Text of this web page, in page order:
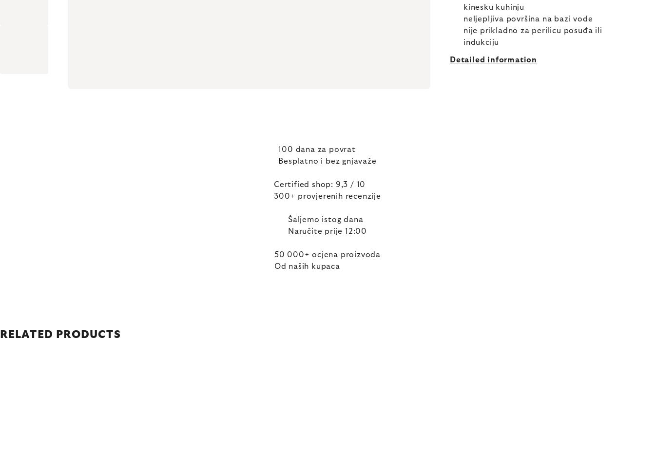
kinesku kuhinju
neljepljiva površina na bazi vode
nije prikladno za perilicu posuđa ili
indukciju
Detailed information
100 dana za povrat
Besplatno i bez gnjavaže
Certified shop: 9,3 / 10
300+ provjerenih recenzije
Šaljemo istog dana
Naručite prije 12:00
50 000+ ocjena proizvoda
Od naših kupaca
RELATED PRODUCTS